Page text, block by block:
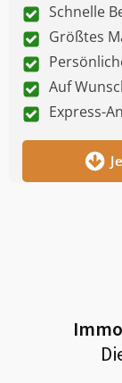
Schnelle
Größtes
Auf
Express-